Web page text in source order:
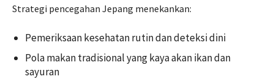
Strategi pencegahan Jepang menekankan:
Pemeriksaan kesehatan rutin dan deteksi dini
Pola makan tradisional yang kaya akan ikan dan
sayuran